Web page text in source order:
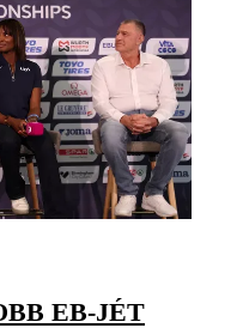
EB-JÉT